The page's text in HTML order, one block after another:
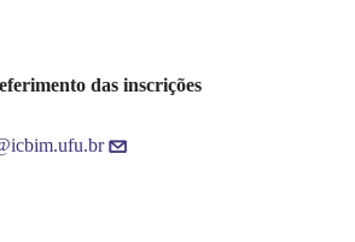
das inscrições